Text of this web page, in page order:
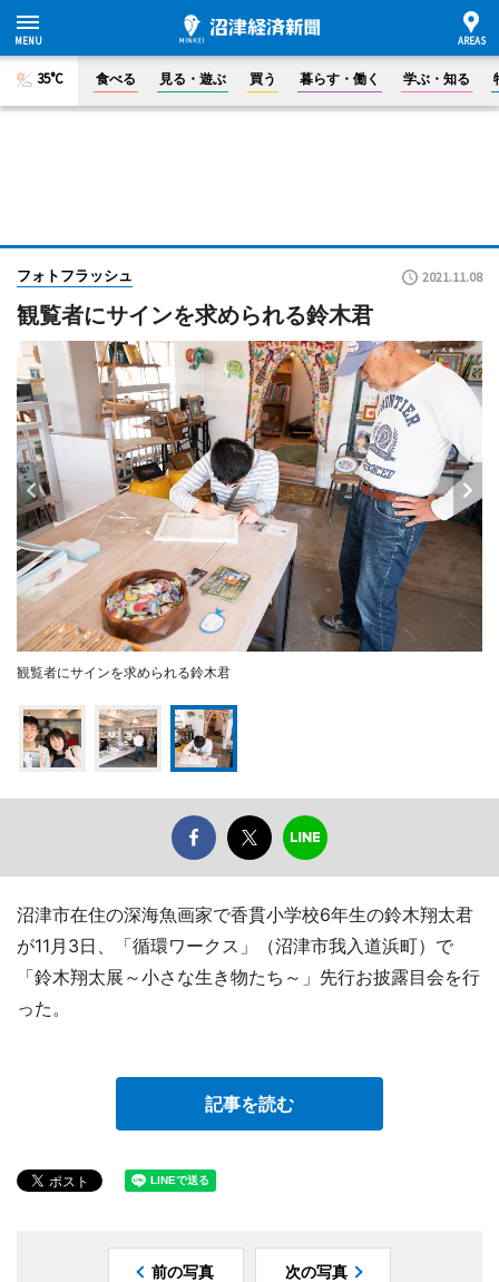
35°C 食べる 見る・遊ぶ 買う 暮らす・働く 学ぶ・知る
フォトフラッシュ 2021.11.08
観覧者にサインを求められる鈴木君
観覧者にサインを求められる鈴木君
沼津市在住の深海魚画家で香貫小学校6年生の鈴木翔太君
が11月3日、「循環ワークス」（沼津市我入道浜町）で
「鈴木翔太展～小さな生き物たち～」先行お披露目会を行
った。
記事を読む
前の写真 次の写真